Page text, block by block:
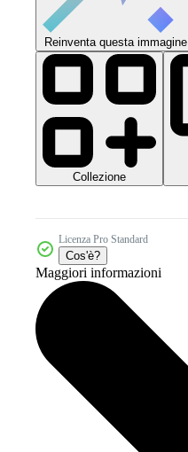
Reinventa questa immagine
Collezione
Licenza Pro Standard
Cos'è?
Maggiori informazioni